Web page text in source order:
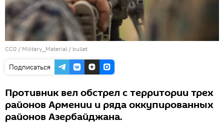
CC0 / Military_Material / bullet
Подписаться
Противник вел обстрел с территории трех
районов Армении и ряда оккупированных
районов Азербайджана.